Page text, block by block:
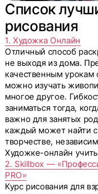
Список
рисования
1. Художка Онлайн
Отличный способ
не выходя из дома.
качественным урокам
можно изучать
многое другое.
заниматься тогда,
важно для занятых
каждый может найти
творчестве,
Художке-онлайн
2. Skillbox —
PRO»
Курс рисования для